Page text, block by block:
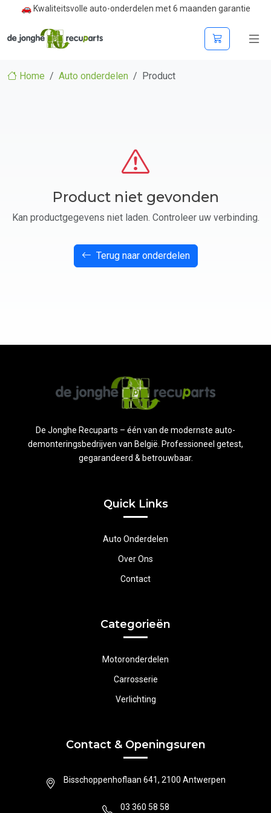
🚗 Kwaliteitsvolle auto-onderdelen met 6 maanden garantie
Home Auto onderdelen Product
Product niet gevonden
Kan productgegevens niet laden. Controleer uw verbinding.
Terug naar onderdelen
De Jonghe Recuparts – één van de modernste auto-
demonteringsbedrijven van België. Professioneel getest,
gegarandeerd & betrouwbaar.
Quick Links
Auto Onderdelen
Over Ons
Contact
Categorieën
Motoronderdelen
Carrosserie
Verlichting
Contact & Openingsuren
Bisschoppenhoflaan 641, 2100 Antwerpen
03 360 58 58